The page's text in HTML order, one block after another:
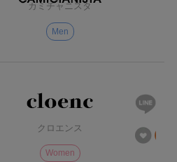
カミチャニスタ
Men
クロエンス
Women